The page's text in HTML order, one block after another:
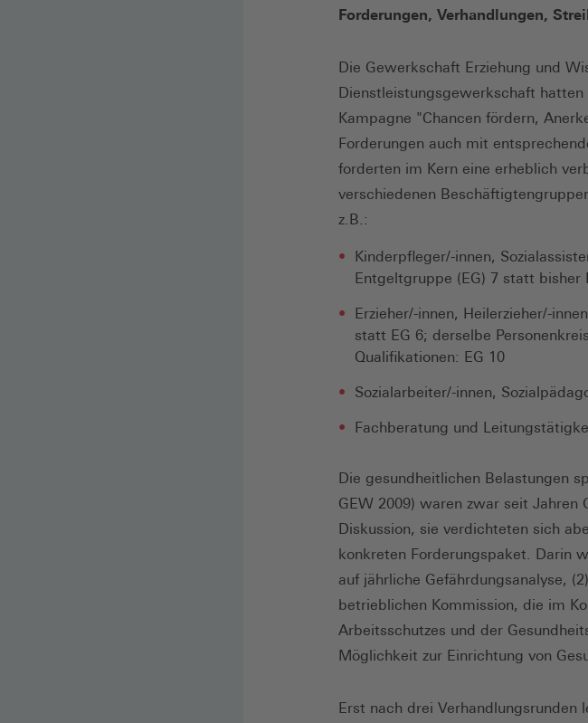
Forderungen, Verhandlungen,
Die Gewerkschaft Erziehung und
Dienstleistungsgewerkschaft hatten
Kampagne "Chancen fördern,
Forderungen auch mit
forderten im Kern eine erheblich
verschiedenen
z.B.:
Kinderpfleger/-innen,
Entgeltgruppe (EG) 7 statt bisher
Erzieher/-innen, Heilerzieher/-
statt EG 6; derselbe
Qualifikationen: EG 10
Sozialarbeiter/-innen,
Fachberatung und
Die gesundheitlichen Belastungen
GEW 2009) waren zwar seit
Diskussion, sie verdichteten sich
konkreten Forderungspaket. Darin
auf jährliche Gefährdungsanalyse,
betrieblichen Kommission, die im
Arbeitsschutzes und der
Möglichkeit zur Einrichtung von
Erst nach drei